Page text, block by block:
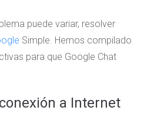
puede variar, resolver
Simple. Hemos compilado
para que Google Chat
a Internet